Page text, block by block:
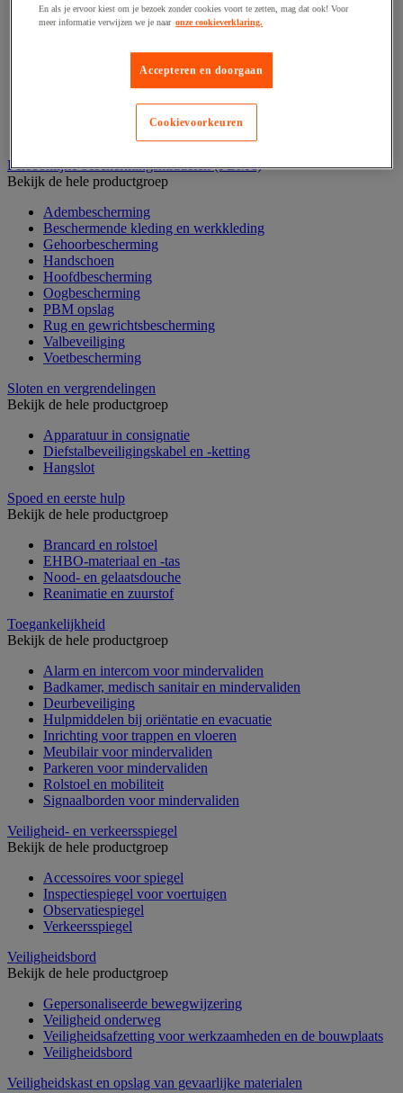
Aftapsteun voor vaten
Gasflessenopslag
Laboratoriumlade
Mobiele opvangbak
Persoonlijke beschermingsmiddelen (PBM's)
Bekijk de hele productgroep
Adembescherming
Beschermende kleding en werkkleding
Gehoorbescherming
Handschoen
Hoofdbescherming
Oogbescherming
PBM opslag
Rug en gewrichtsbescherming
Valbeveiliging
Voetbescherming
Sloten en vergrendelingen
Bekijk de hele productgroep
Apparatuur in consignatie
Diefstalbeveiligingskabel en -ketting
Hangslot
Spoed en eerste hulp
Bekijk de hele productgroep
Brancard en rolstoel
EHBO-materiaal en -tas
Nood- en gelaatsdouche
Reanimatie en zuurstof
Toegankelijkheid
Bekijk de hele productgroep
Alarm en intercom voor mindervaliden
Badkamer, medisch sanitair en mindervaliden
Deurbeveiliging
Hulpmiddelen bij oriëntatie en evacuatie
Inrichting voor trappen en vloeren
Meubilair voor mindervaliden
Parkeren voor mindervaliden
Rolstoel en mobiliteit
Signaalborden voor mindervaliden
Veiligheid- en verkeersspiegel
Bekijk de hele productgroep
Accessoires voor spiegel
Inspectiespiegel voor voertuigen
Observatiespiegel
Verkeersspiegel
Veiligheidsbord
Bekijk de hele productgroep
Gepersonaliseerde bewegwijzering
Veiligheid onderweg
Veiligheidsafzetting voor werkzaamheden en de bouwplaats
Veiligheidsbord
Veiligheidskast en opslag van gevaarlijke materialen
En als je ervoor kiest om je bezoek zonder cookies voort te zetten, mag dat ook! Voor
meer informatie verwijzen we je naar onze cookieverklaring.
Accepteren en doorgaan
Cookievoorkeuren